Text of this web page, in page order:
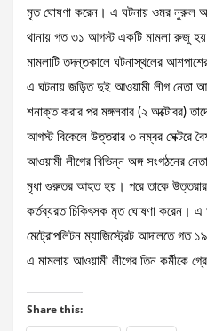
মৃত ঘোষণা করেন। এ ঘটনায় ওমর নুরুল
থানায় গত ৩১ আগস্ট একটি মামলা রুজু
মামলাটি তদন্তকালে ঘটনাস্থলের
এ ঘটনায় জড়িত দুই আওয়ামী লীগ নেতা
শনাক্ত করার পর মঙ্গলবার (২ অক্টোবর)
আগস্ট বিকেলে উত্তরার ৩ নম্বর সেক্টরে
আওয়ামী লীগের বিভিন্ন অঙ্গ সংগঠনের
মৃধা গুরুতর আহত হয়। পরে তাকে উত্তরার
কর্তব্যরত চিকিৎসক মৃত ঘোষণা করেন। এ
মেট্রোপলিটন ম্যাজিস্ট্রেট আদালতে গত
এ মামলায় আওয়ামী লীগের তিন কর্মীকে
Share this: